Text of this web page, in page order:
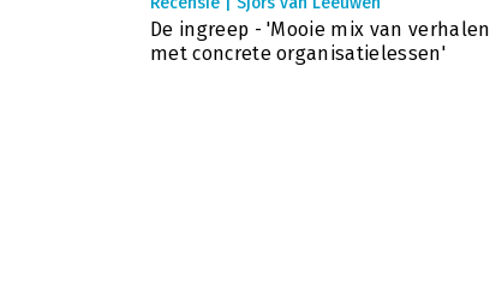
De ingreep - 'Mooie mix van verhalen
met concrete organisatielessen'